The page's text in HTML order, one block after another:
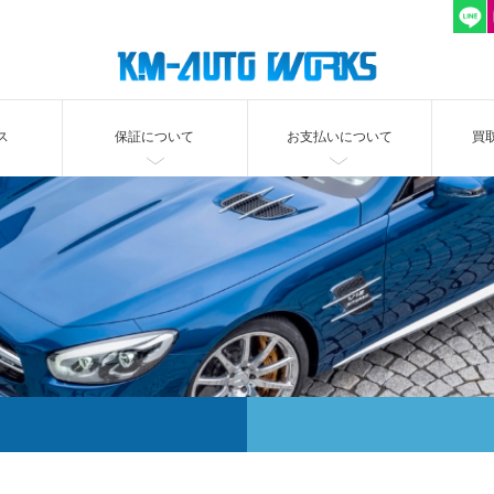
保証について お支払いについて 買